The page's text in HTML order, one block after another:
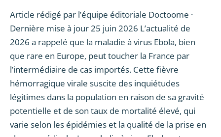
Article rédigé par l’équipe éditoriale Doctoome ·
Dernière mise à jour 25 juin 2026 L’actualité de
2026 a rappelé que la maladie à virus Ebola, bien
que rare en Europe, peut toucher la France par
l’intermédiaire de cas importés. Cette fièvre
hémorragique virale suscite des inquiétudes
légitimes dans la population en raison de sa gravité
potentielle et de son taux de mortalité élevé, qui
varie selon les épidémies et la qualité de la prise en